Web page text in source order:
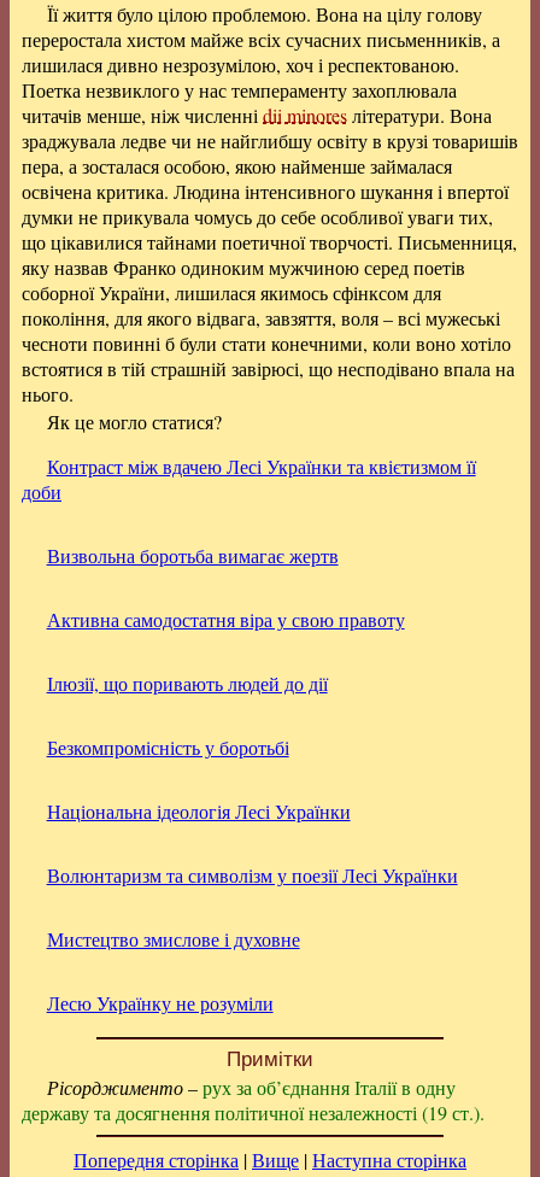
Її життя було цілою проблемою. Вона на цілу голову
переростала хистом майже всіх сучасних письменників, а
лишилася дивно незрозумілою, хоч і респектованою.
Поетка незвиклого у нас темпераменту захоплювала
читачів менше, ніж численні dii minoresлітератури. Вона
зраджувала ледве чи не найглибшу освіту в крузі товаришів
пера, а зосталася особою, якою найменше займалася
освічена критика. Людина інтенсивного шукання і впертої
думки не прикувала чомусь до себе особливої уваги тих,
що цікавилися тайнами поетичної творчості. Письменниця,
яку назвав Франко одиноким мужчиною серед поетів
соборної України, лишилася якимось сфінксом для
покоління, для якого відвага, завзяття, воля – всі мужеські
чесноти повинні б були стати конечними, коли воно хотіло
встоятися в тій страшній завірюсі, що несподівано впала на
нього.
Як це могло статися?
Контраст між вдачею Лесі Українки та квієтизмом її
доби
Визвольна боротьба вимагає жертв
Активна самодостатня віра у свою правоту
Ілюзії, що поривають людей до дії
Безкомпромісність у боротьбі
Національна ідеологія Лесі Українки
Волюнтаризм та символізм у поезії Лесі Українки
Мистецтво змислове і духовне
Лесю Українку не розуміли
Примітки
Рісорджименто–рух за об’єднання Італії в одну
державу та досягнення політичної незалежності (19 ст.).
Попередня сторінка |Вище |Наступна сторінка